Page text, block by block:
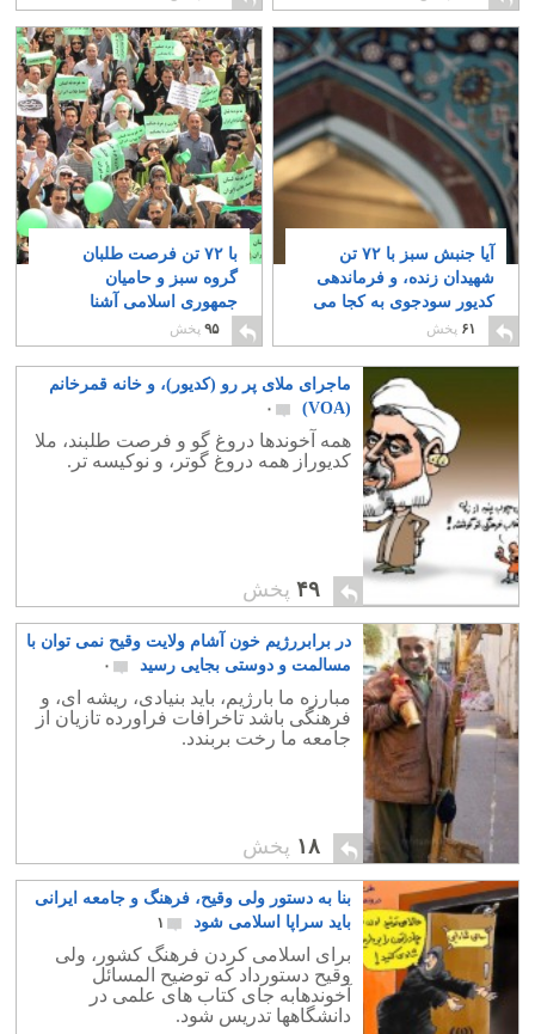
آیا جنبش سبز با ۷۲ تن
شهیدان زنده، و فرماندهی
کدیور سودجوی به کجا می
رود؟
۶۱ پخش
با ۷۲ تن فرصت طلبان
گروه سبز و حامیان
جمهوری اسلامی آشنا
شوید
۹۵ پخش
ماجرای ملای پر رو (کدیور)، و خانه قمرخانم
(VOA)
۰
همه آخوندها دروغ گو و فرصت طلبند، ملا
کدیوراز همه دروغ گوتر، و نوکیسه تر.
۴۹ پخش
در برابررژیم خون آشام ولایت وقیح نمی توان با
مسالمت و دوستی بجایی رسید
۰
مبارزه ما بارژیم، باید بنیادی، ریشه ای، و
فرهنگی باشد تاخرافات فراورده تازیان از
جامعه ما رخت بربندد.
۱۸ پخش
بنا به دستور ولی وقیح، فرهنگ و جامعه ایرانی
باید سراپا اسلامی شود
۱
برای اسلامی کردن فرهنگ کشور، ولی
وقیح دستورداد که توضیح المسائل
آخوندهابه جای کتاب های علمی در
دانشگاهها تدریس شود.